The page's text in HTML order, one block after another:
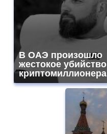
В ОАЭ произошло
жестокое убийство
криптомиллионера